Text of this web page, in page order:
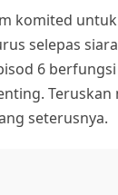
komited
selepas
6
seterusnya.